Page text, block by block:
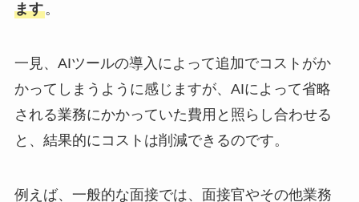
ます。
一見、AIツールの導入によって追加でコストがか
かってしまうように感じますが、AIによって省略
される業務にかかっていた費用と照らし合わせる
と、結果的にコストは削減できるのです。
例えば、一般的な面接では、面接官やその他業務